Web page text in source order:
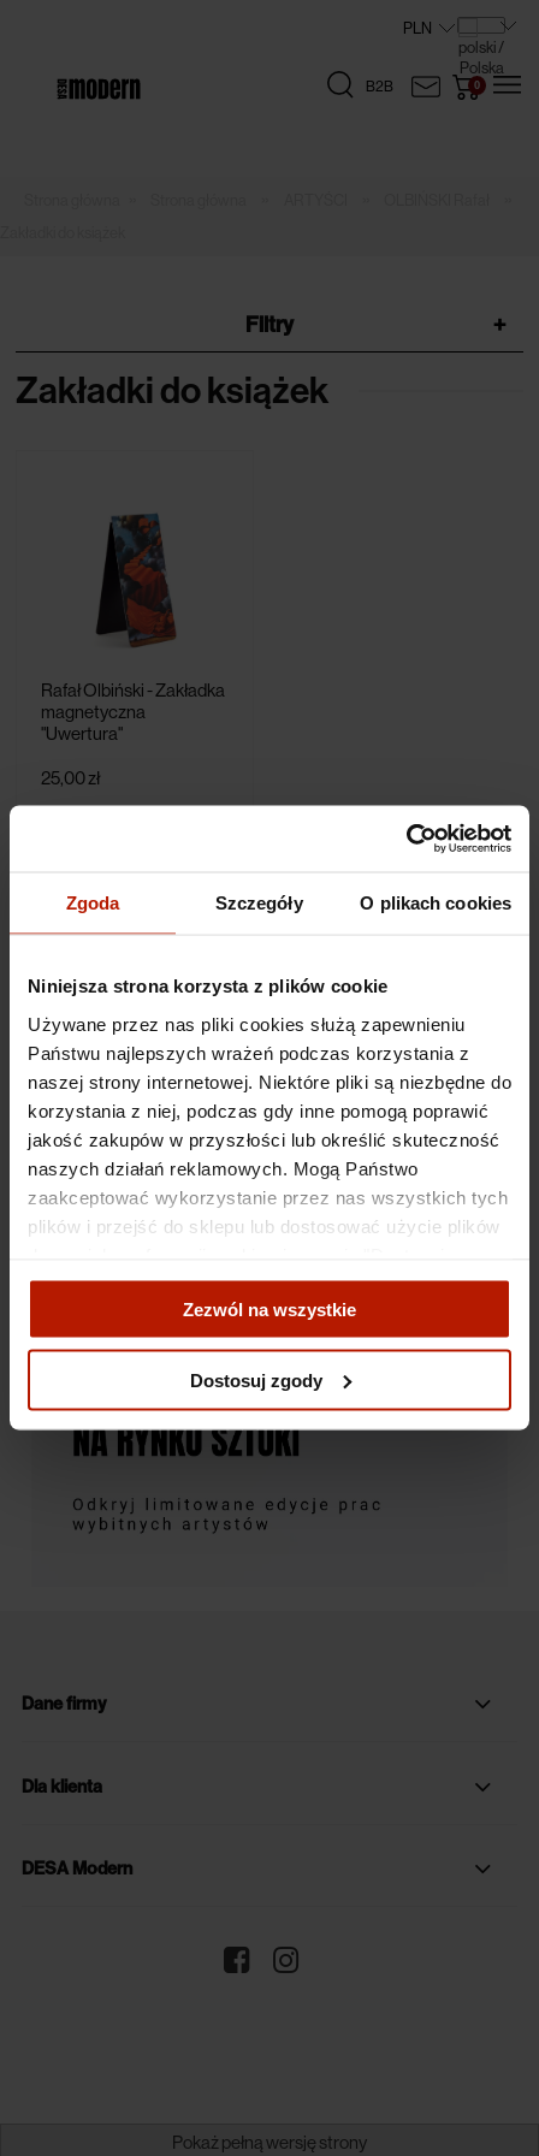
Zgoda Szczegóły O plikach cookies
Niniejsza strona korzysta z plików cookie
Używane przez nas pliki cookies służą zapewnieniu
Państwu najlepszych wrażeń podczas korzystania z
naszej strony internetowej. Niektóre pliki są niezbędne do
korzystania z niej, podczas gdy inne pomogą poprawić
jakość zakupów w przyszłości lub określić skuteczność
naszych działań reklamowych. Mogą Państwo
zaakceptować wykorzystanie przez nas wszystkich tych
plików i przejść do sklepu lub dostosować użycie plików
zgody".
Więcej o plikach cookies przeczytasz w naszej Polityce
Zezwól na wszystkie
Dostosuj zgody
B2B
Filtry +
Zakładki do książek
Rafał Olbiński - Zakładka
magnetyczna
"Uwertura"
25,00 zł
Dane firmy
Dla klienta
DESA Modern
Pokaż pełną wersję strony